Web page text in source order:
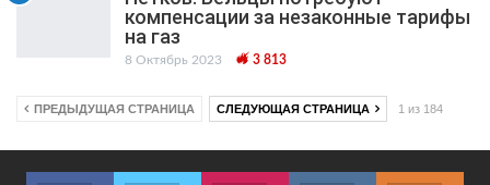
компенсации за незаконные тарифы
на газ
8 Октябрь 2023 3 813
ПРЕДЫДУЩАЯ СТРАНИЦА СЛЕДУЮЩАЯ СТРАНИЦА 1 из 184